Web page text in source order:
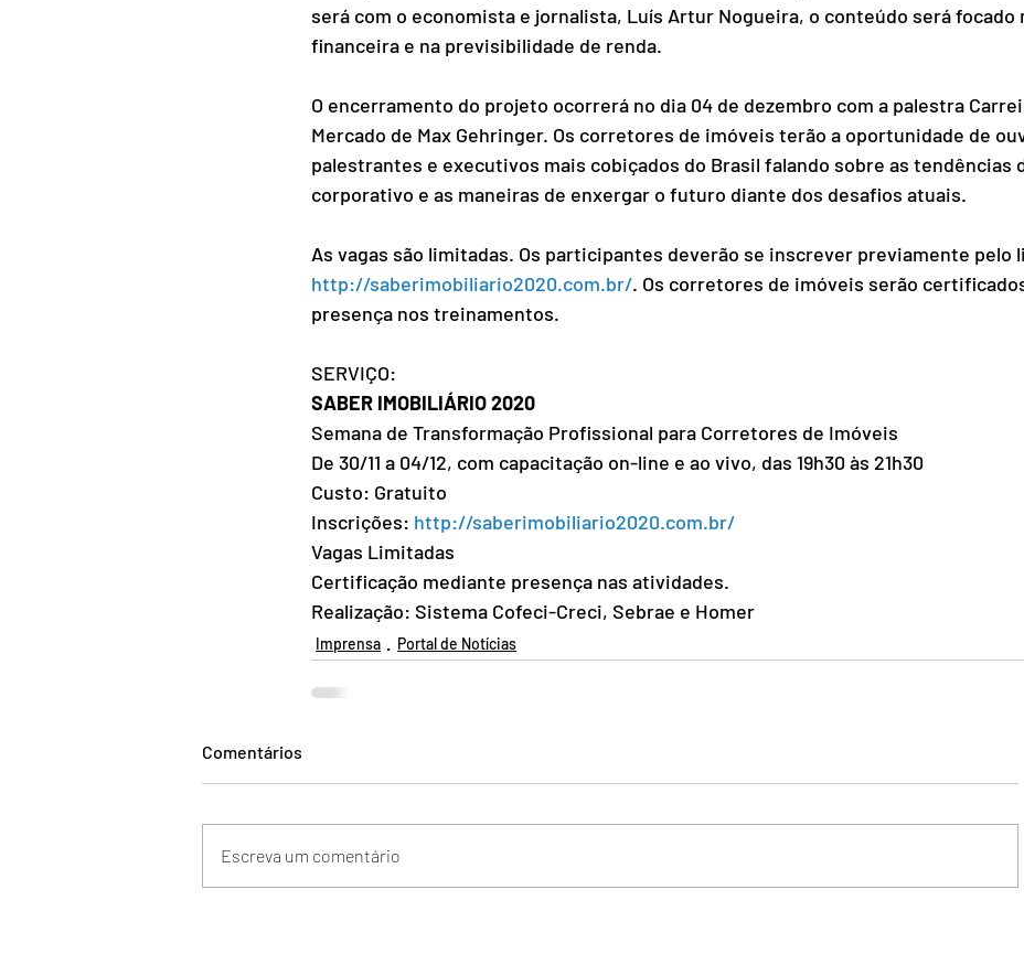
será com o economista e jornalista, Luís Artur Nogueira, o conteúdo será focado
financeira e na previsibilidade de renda.
O encerramento do projeto ocorrerá no dia 04 de dezembro com a palestra
Mercado de Max Gehringer. Os corretores de imóveis terão a oportunidade de
palestrantes e executivos mais cobiçados do Brasil falando sobre as tendências
corporativo e as maneiras de enxergar o futuro diante dos desafios atuais.
As vagas são limitadas. Os participantes deverão se inscrever previamente pelo
http://saberimobiliario2020.com.br/. Os corretores de imóveis serão
presença nos treinamentos.
SERVIÇO:
SABER IMOBILIÁRIO 2020
Semana de Transformação Profissional para Corretores de Imóveis
De 30/11 a 04/12, com capacitação on-line e ao vivo, das 19h30 às 21h30
Custo: Gratuito
Inscrições: http://saberimobiliario2020.com.br/
Vagas Limitadas
Certificação mediante presença nas atividades.
Realização: Sistema Cofeci-Creci, Sebrae e Homer
Imprensa Portal de Notícias
Comentários
Escreva um comentário